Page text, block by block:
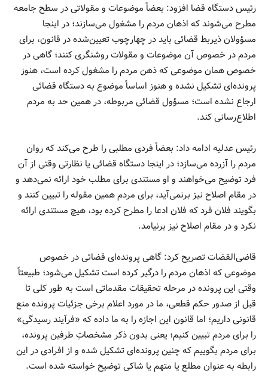
رئیس دستگاه قضا افزود: بعضاً موضوعات و مقولاتی در سطح جامعه
مطرح می‌شوند که اذهان مردم را مشغول می‌سازند؛ در اینجا
مسؤولان ذیربط قضائی باید در چهارچوب تعیین‌شده در قانون، برای
مردم در خصوص آن موضوعات و مقولات روشنگری کنند؛ گاهی در
خصوص همان موضوعی که ذهن مردم را مشغول کرده است، هنوز
پرونده‌ای تشکیل نشده و هنوز اساساً موضوع به دستگاه قضائی
ارجاع نشده است؛ مسؤول قضائی مربوطه، در همین حد به مردم
اطلاع‌رسانی کند.
رئیس عدلیه ادامه داد: بعضاً فردی مطلبی را طرح می‌کند که روان
مردم را آزرده می‌سازد؛ در اینجا دستگاه قضائی یا نظارتی وقتی از آن
فرد توضیح می‌خواهند و او مستندی برای مطلب خود ارائه نمی‌دهد و
در مقام اصلاح نیز برنمی‌آید، برای مردم همین مقوله را تبیین کنند و
بگویند فلان فرد که فلان ادعا را مطرح کرده بود، هیچ مستندی ارائه
نکرد و در مقام اصلاح نیز برنیامد.
قاضی‌القضات تصریح کرد: گاهی پرونده‌ای قضائی در خصوص
موضوعی که اذهان مردم را درگیر کرده است تشکیل می‌شود؛ طبیعتاً
وقتی این پرونده در مرحله تحقیقات مقدماتی است به طور کلی تا
قبل از صدور حکم قطعی، ما در مورد اعلام برخی جزئیات پرونده منع
قانونی داریم؛ اما قانون این اجازه را به ما داده که «فرآیند رسیدگی»
را برای مردم تبیین کنیم؛ یعنی بدون ذکر مشخصاتِ طرفین پرونده،
برای مردم بگوییم که چنین پرونده‌ای تشکیل شده و از افرادی در این
رابطه به عنوان مطلع یا متهم یا شاکی توضیح خواسته شده است.